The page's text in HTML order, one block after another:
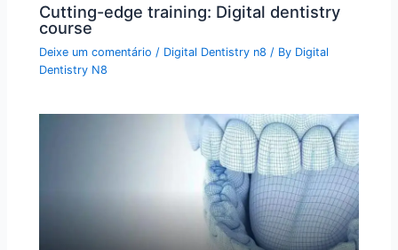
Cutting-edge training: Digital dentistry
course
Deixe um comentário / Digital Dentistry n8 / By Digital
Dentistry N8